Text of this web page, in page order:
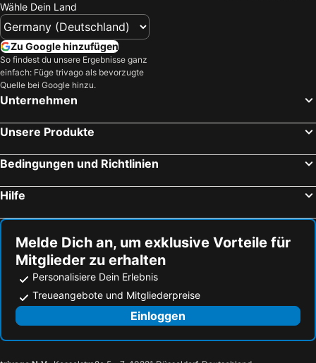
Wähle Dein Land
Zu Google hinzufügen
So findest du unsere Ergebnisse ganz
einfach: Füge trivago als bevorzugte
Quelle bei Google hinzu.
Unternehmen
Unsere Produkte
Bedingungen und Richtlinien
Hilfe
Melde Dich an, um exklusive Vorteile für
Mitglieder zu erhalten
Personalisiere Dein Erlebnis
Treueangebote und Mitgliederpreise
Einloggen